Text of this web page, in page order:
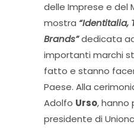
delle Imprese e del
mostra “Identitalia,
Brands”dedicata
importanti marchi
fatto e stanno
Paese. Alla
Adolfo Urso, hanno
presidente di